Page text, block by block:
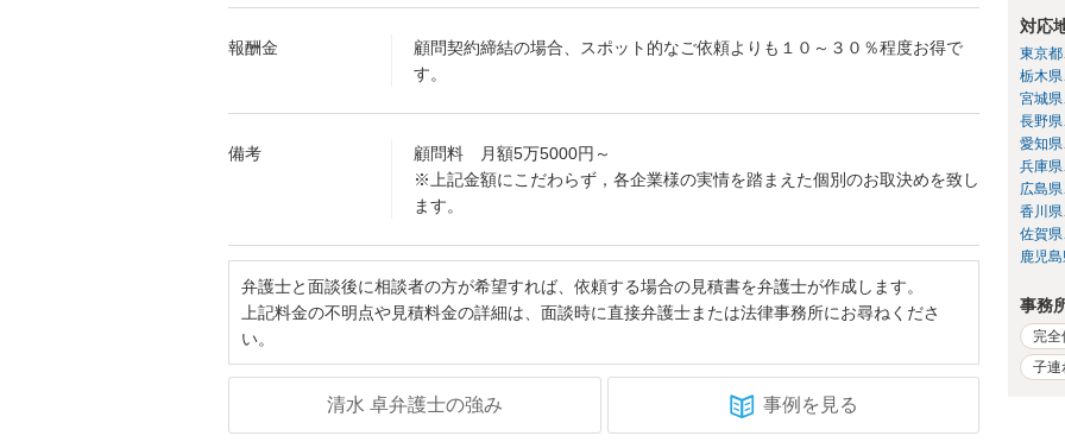
報酬金
顧問契約締結の場合、スポット的なご依頼よりも１０～３０％程度お得で
す。
備考
顧問料 月額5万5000円～
※上記金額にこだわらず，各企業様の実情を踏まえた個別のお取決めを致し
ます。
弁護士と面談後に相談者の方が希望すれば、依頼する場合の見積書を弁護士が作成します。
上記料金の不明点や見積料金の詳細は、面談時に直接弁護士または法律事務所にお尋ねくださ
い。
清水 卓弁護士の強み 事例を見る
対応
東京都
栃木県
宮城県
長野県
愛知県
兵庫県
広島県
香川県
佐賀県
鹿児
事務
完全
子連